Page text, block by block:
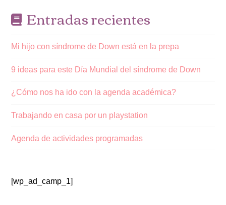
Entradas recientes
Mi hijo con síndrome de Down está en la prepa
9 ideas para este Día Mundial del síndrome de Down
¿Cómo nos ha ido con la agenda académica?
Trabajando en casa por un playstation
Agenda de actividades programadas
[wp_ad_camp_1]